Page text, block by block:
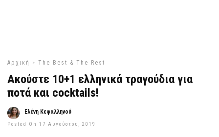
Αρχική » The Best & The Rest
Ακούστε 10+1 ελληνικά τραγούδια για
ποτά και cocktails!
Ελένη Κεφαλληνού
Posted On 17 Αυγούστου, 2019